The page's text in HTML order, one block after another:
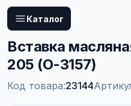
Каталог
Вставка
205 (O-3157)
Код товара:23144